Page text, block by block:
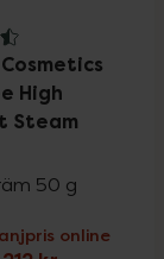
omdöme
High
Steam
50 g
online